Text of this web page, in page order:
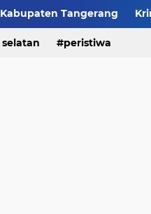
Kabupaten Tangerang
peristiwa